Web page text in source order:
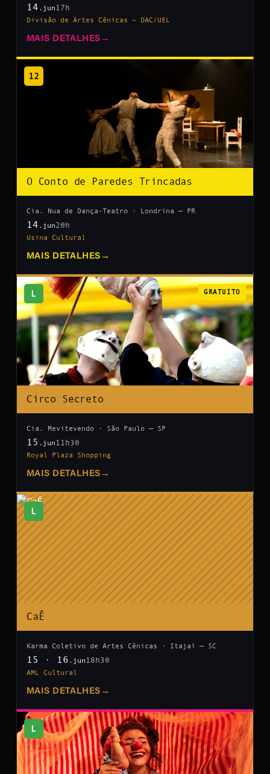
14 .jun 17h
Divisão de Artes Cênicas – DAC/UEL
MAIS DETALHES →
12
O Conto de Paredes Trincadas
Cia. Nua de Dança-Teatro · Londrina — PR
14 .jun20h
Usina Cultural
MAIS DETALHES →
L GRATUITO
Circo Secreto
Cia. Mevitevendo · São Paulo — SP
15 .jun 11h30
Royal Plaza Shopping
MAIS DETALHES →
L
CaÊ
Karma Coletivo de Artes Cênicas · Itajaí — SC
15 · 16 .jun 18h30
AML Cultural
MAIS DETALHES →
L